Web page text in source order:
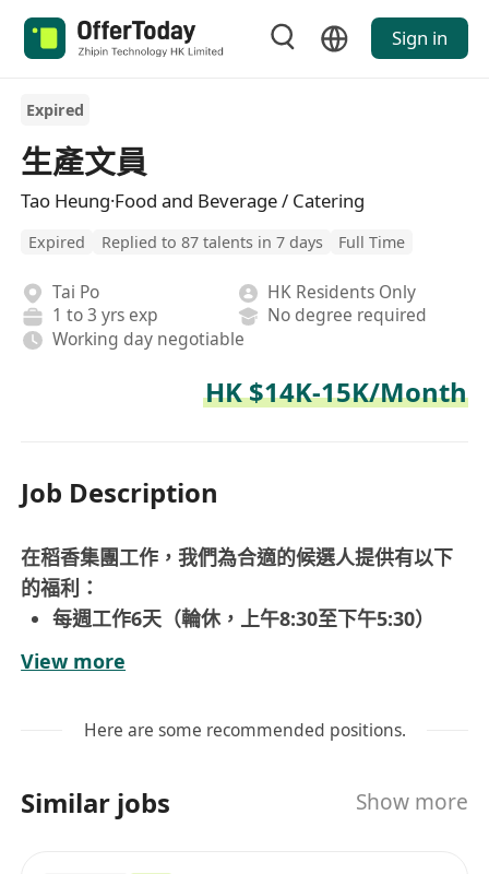
Sign in
Expired
生產文員
Tao Heung·Food and Beverage / Catering
Expired Replied to 87 talents in 7 days Full Time
Tai Po
HK Residents Only
1 to 3 yrs exp
No degree required
Working day negotiable
HK $14K-15K/Month
Job Description
在稻香集團工作，我們為合適的候選人提供有以下
的福利：
每週工作6天（輪休，上午8:30至下午5:30）
免費膳食
優秀的晉升前景
生產文員
View more
Here are some recommended positions.
Similar jobs Show more